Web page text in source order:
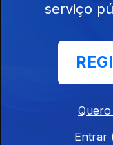
serviço
Entrar